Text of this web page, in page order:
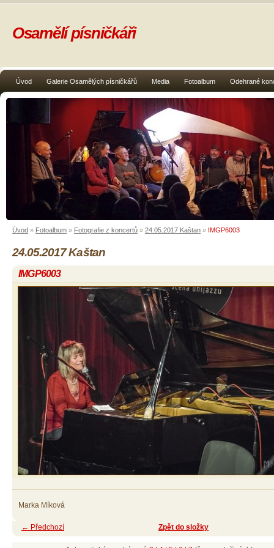
Úvod Galerie Osamělých písničkářů Media Fotoalbum Odehrané
Osamělí písničkáři
Úvod » Fotoalbum » Fotografie z koncertů » 24.05.2017 Kaštan » IMGP6003
24.05.2017 Kaštan
IMGP6003
Marka Míková
← Předchozí Zpět do složky